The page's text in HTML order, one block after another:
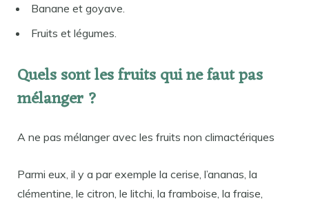
Banane et goyave.
Fruits et légumes.
Quels sont les fruits qui ne faut pas
mélanger ?
A ne pas mélanger avec les fruits non climactériques
Parmi eux, il y a par exemple la cerise, l’ananas, la
clémentine, le citron, le litchi, la framboise, la fraise,